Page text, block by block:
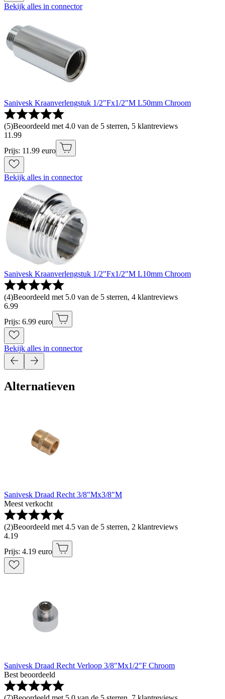
Bekijk alles in connector
Sanivesk Kraanverlengstuk 1/2"Fx1/2"M L50mm Chroom
(5)Beoordeeld met 4.0 van de 5 sterren, 5 klantreviews
11 .99
Prijs: 11.99 euro
Bekijk alles in connector
Sanivesk Kraanverlengstuk 1/2"Fx1/2"M L10mm Chroom
(4)Beoordeeld met 5.0 van de 5 sterren, 4 klantreviews
6.99
Prijs: 6.99 euro
Bekijk alles in connector
Alternatieven
Sanivesk Draad Recht 3/8"Mx3/8"M
Meest verkocht
(2)Beoordeeld met 4.5 van de 5 sterren, 2 klantreviews
4.19
Prijs: 4.19 euro
Sanivesk Draad Recht Verloop 3/8"Mx1/2"F Chroom
Best beoordeeld